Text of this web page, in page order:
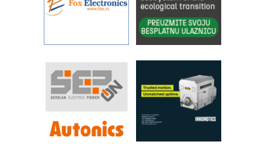
STAUFF – Komponente koje
povećavaju pouzdanost hidrauličkih
pouzdanost u transferu fluida
Filtration Group Industrial – Napredna
rešenja za filtraciju u hidrauličkim i
procesnim sistemima
RILINEX kompanije Rittal
FANUC: Najbolje za vašu pametnu